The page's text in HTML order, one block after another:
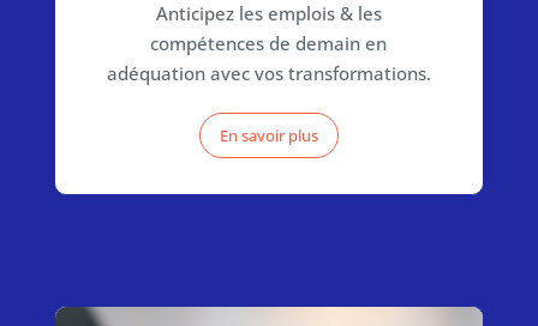
Anticipez les emplois & les
compétences de demain en
adéquation avec vos transformations.
En savoir plus